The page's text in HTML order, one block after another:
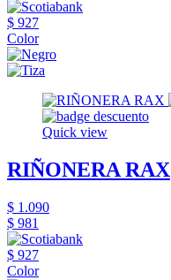
$ 927
Color
Quick view
RIÑONERA RAX
$ 1.090
$ 981
$ 927
Color